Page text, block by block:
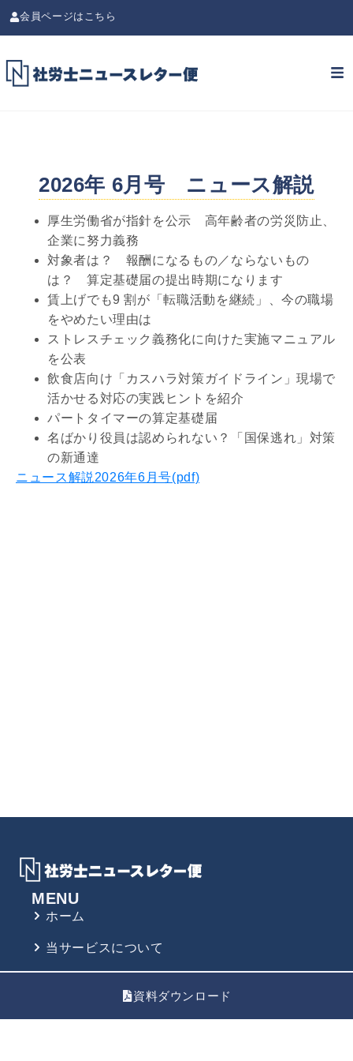
会員ページはこちら
2026年 6月号 ニュース解説
厚生労働省が指針を公示 高年齢者の労災防止、
企業に努力義務
対象者は？ 報酬になるもの／ならないもの
は？ 算定基礎届の提出時期になります
賃上げでも9 割が「転職活動を継続」、今の職場
をやめたい理由は
ストレスチェック義務化に向けた実施マニュアル
を公表
飲食店向け「カスハラ対策ガイドライン」現場で
活かせる対応の実践ヒントを紹介
パートタイマーの算定基礎届
名ばかり役員は認められない？「国保逃れ」対策
の新通達
ニュース解説2026年6月号(pdf)
MENU
ホーム
当サービスについて
資料ダウンロード